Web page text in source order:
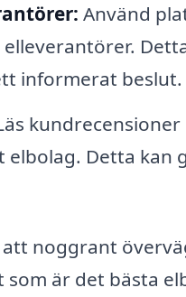
Använd
informerat beslut.
Detta kan
noggrant
är det bästa